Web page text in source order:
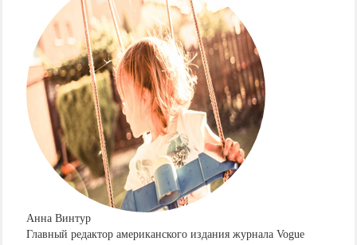
Анна Винтур
Главный редактор американского издания журнала Vogue